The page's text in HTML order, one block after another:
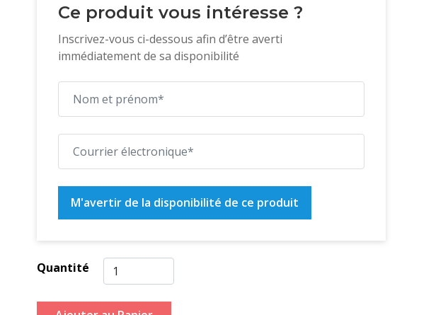
Ce produit vous intéresse ?
Inscrivez-vous ci-dessous afin d’être averti
immédiatement de sa disponibilité
M'avertir de la disponibilité de ce produit
Quantité